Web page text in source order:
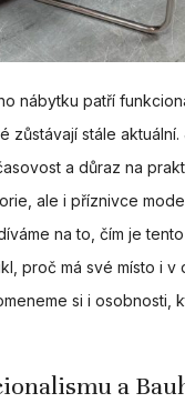
nábytku patří
zůstávají stále aktuální.
a důraz na
ale i příznivce
na to, čím je
proč má své místo i v
si i osobnosti,
a